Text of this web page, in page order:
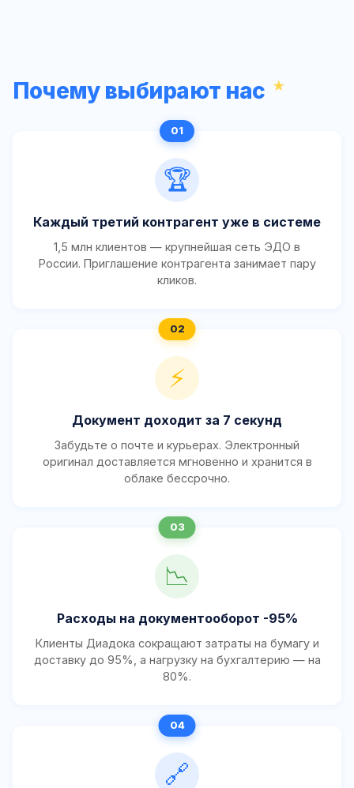
Почему выбирают нас
🏆
Каждый третий контрагент уже в системе
1,5 млн клиентов — крупнейшая сеть ЭДО в
России. Приглашение контрагента занимает пару
кликов.
⚡
Документ доходит за 7 секунд
Забудьте о почте и курьерах. Электронный
оригинал доставляется мгновенно и хранится в
облаке бессрочно.
📉
Расходы на документооборот -95%
Клиенты Диадока сокращают затраты на бумагу и
доставку до 95%, а нагрузку на бухгалтерию — на
80%.
🔗